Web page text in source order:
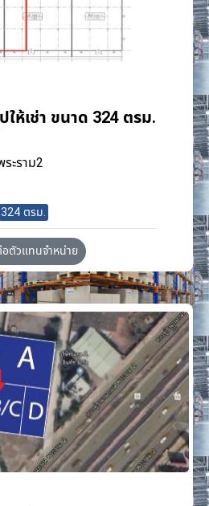
ให้เช่า ขนาด 324 ตรม.
ะราม2
324 ตรม.
ตัวแทนจำหน่าย